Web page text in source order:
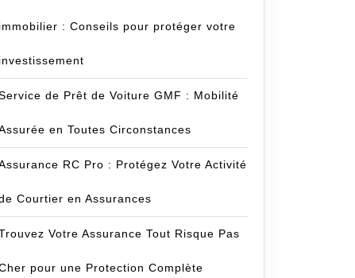
immobilier : Conseils pour protéger votre
investissement
de Prêt de Voiture GMF : Mobilité
en Toutes Circonstances
RC Pro : Protégez Votre Activité
Courtier en Assurances
Votre Assurance Tout Risque Pas
pour une Protection Complète